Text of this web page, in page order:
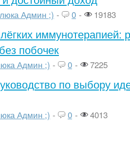
Админ ;) - 0 - 19183
иммунотерапией:
побочек
Админ ;) - 0 - 7225
по выбору
Админ ;) - 0 - 4013